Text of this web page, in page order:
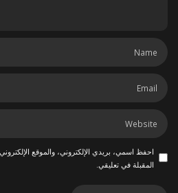
احفظ اسمي، بريدي الإلكتروني، والموقع
المقبلة في تعليقي.